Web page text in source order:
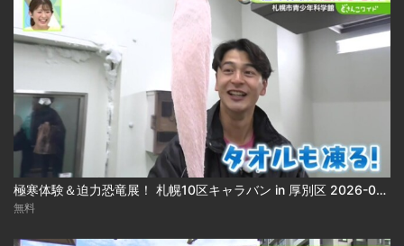
極寒体験＆迫力恐竜展！ 札幌10区キャラバン in 厚別区 2026-08-05
無料